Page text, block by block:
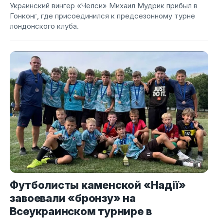
Украинский вингер «Челси» Михаил Мудрик прибыл в
Гонконг, где присоединился к предсезонному турне
лондонского клуба.
Футболисты каменской «Надії»
завоевали «бронзу» на
Всеукраинском турнире в